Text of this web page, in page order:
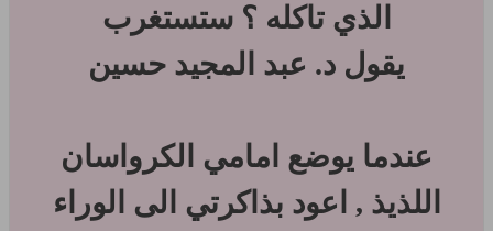
الذي تاكله ؟ ستستغرب
يقول د. عبد المجيد حسين
عندما يوضع امامي الكرواسان
اللذيذ , اعود بذاكرتي الى الوراء